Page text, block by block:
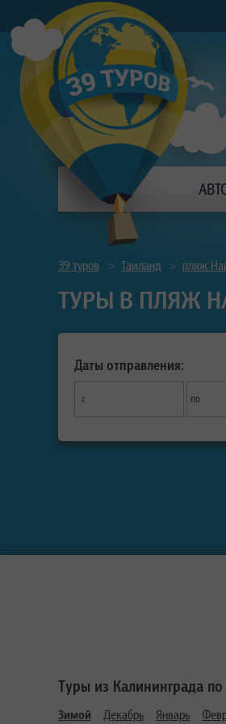
39 туров > Таиланд > пляж
ТУРЫ В ПЛЯЖ
Даты отправления:
с по
Туры из Калининграда
Зимой Декабрь Январь